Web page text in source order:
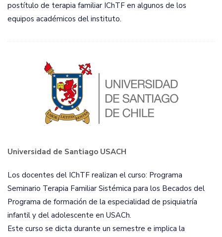
postítulo de terapia familiar IChTF en algunos de los
equipos académicos del instituto.
Universidad de Santiago USACH
Los docentes del IChTF realizan el curso: Programa
Seminario Terapia Familiar Sistémica para los Becados del
Programa de formación de la especialidad de psiquiatría
infantil y del adolescente en USACh.
Este curso se dicta durante un semestre e implica la